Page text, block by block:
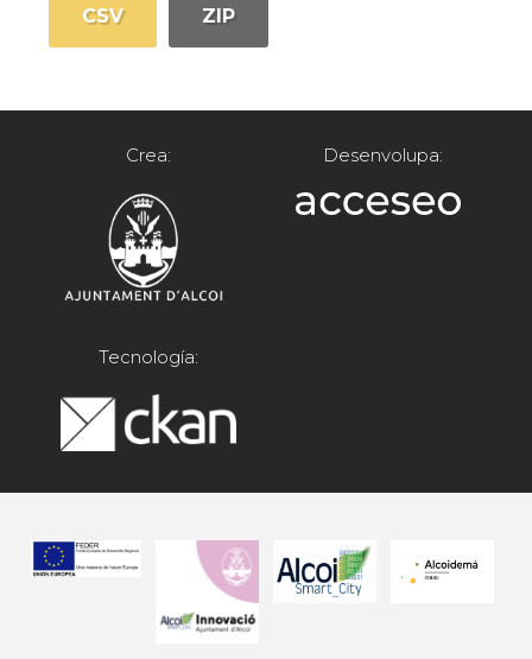
CSV ZIP
Crea: Desenvolupa:
Tecnología: